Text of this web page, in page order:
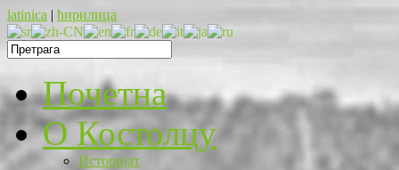
latinica | ћирилица
Почетна
O Костолцу
Историјат